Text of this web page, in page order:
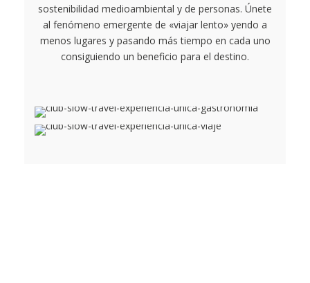
sostenibilidad medioambiental y de personas. Únete
al fenómeno emergente de «viajar lento» yendo a
menos lugares y pasando más tiempo en cada uno
consiguiendo un beneficio para el destino.